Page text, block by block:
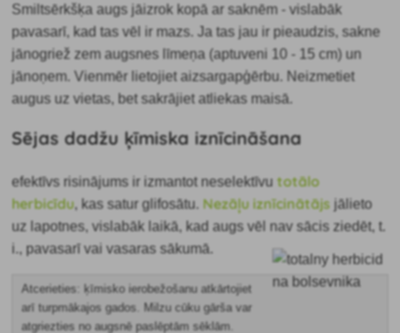
Smiltsērkšķa augs jāizrok kopā ar saknēm - vislabāk
pavasarī, kad tas vēl ir mazs. Ja tas jau ir pieaudzis, sakne
jānogriež zem augsnes līmeņa (aptuveni 10 - 15 cm) un
jānoņem. Vienmēr lietojiet aizsargapģērbu. Neizmetiet
augus uz vietas, bet sakrājiet atliekas maisā.
Sējas dadžu ķīmiska iznīcināšana
efektīvs risinājums ir izmantot neselektīvutotālo
herbicīdu, kas satur glifosātu. Nezāļu iznīcinātājs jālieto
uz lapotnes, vislabāk laikā, kad augs vēl nav sācis ziedēt, t.
i., pavasarī vai vasaras sākumā.
Atcerieties: ķīmisko ierobežošanu atkārtojiet
arī turpmākajos gados.
Milzu cūku gārša var
atgriezties no augsnē paslēptām sēklām.